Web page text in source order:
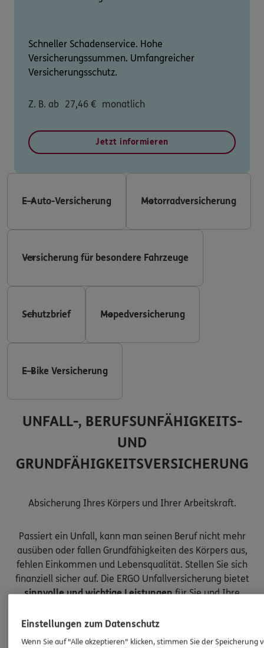
Schneller Schadenservice. Hohe
Versicherungssummen. Umfangreicher
Versicherungsschutz.
Z. B. ab 27,46 € monatlich
Jetzt informieren
E-Auto-Versicherung Motorradversicherung
Versicherung für besondere Fahrzeuge
Schutzbrief Mopedversicherung
E-Bike Versicherung
UNFALL-, BERUFSUNFÄHIGKEITS-
UND
GRUNDFÄHIGKEITSVERSICHERUNG
Absicherung Ihres Körpers und Ihrer Arbeitskraft.
Passiert ein Unfall, kann man seinen Beruf nicht mehr
ausüben oder fallen Grundfähigkeiten des Körpers aus,
fehlen Einkommen und Lebensqualität. Stellen Sie sich
finanziell sicher auf. Die ERGO Unfallversicherung bietet
sinnvolle und wichtige Leistungenfür Sie und Ihre
Einstellungen zum Datenschutz
Wenn Sie auf "Alle akzeptieren" klicken, stimmen Sie der Speicherung